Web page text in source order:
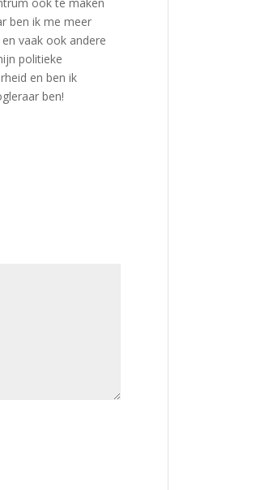
ben ik me meer
vaak ook andere
politieke
en ben ik
ben!